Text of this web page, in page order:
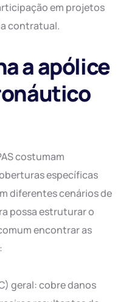
em projetos
contratual.
a apólice
costumam
específicas
diferentes cenários de
possa estruturar o
encontrar as
geral: cobre danos